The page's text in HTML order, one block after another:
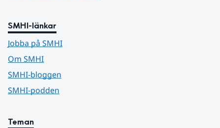
SMHI-länkar
Jobba på SMHI
Om SMHI
SMHI-bloggen
SMHI-podden
Teman